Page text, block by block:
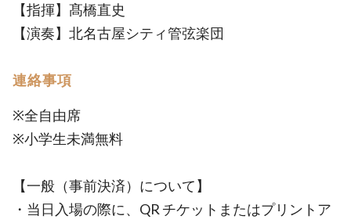
【指揮】髙橋直史
【演奏】北名古屋シティ管弦楽団
連絡事項
※全自由席
※小学生未満無料
【一般（事前決済）について】
・当日入場の際に、QR チケットまたはプリントア